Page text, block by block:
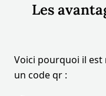
Les
Voici pourquoi il
un code qr :